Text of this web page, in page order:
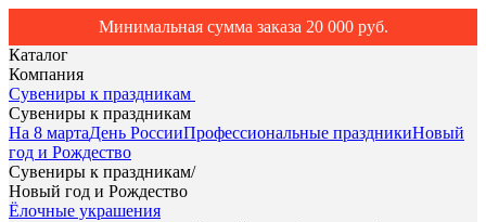
Минимальная сумма заказа 20 000 руб.
Каталог
Компания
Сувениры к праздникам
Сувениры к праздникам
На 8 мартаДень РоссииПрофессиональные праздникиНовый
год и Рождество
Сувениры к праздникам/
Новый год и Рождество
Ёлочные украшения